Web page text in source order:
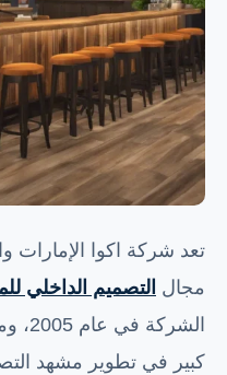
تعد شركة اكوا الإمارات
مجال التصميم الداخلي
كبير في تطوير مشهد